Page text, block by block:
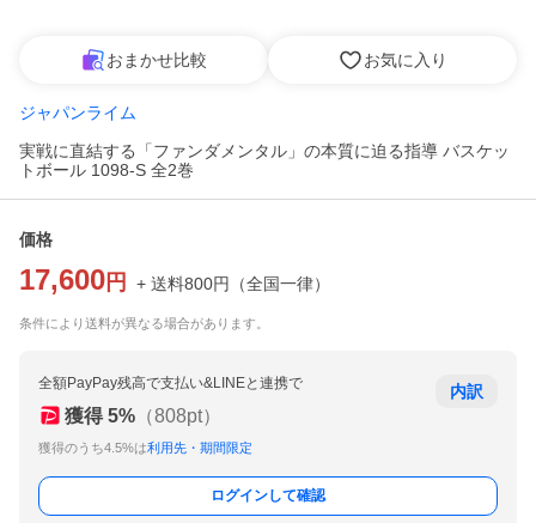
おまかせ比較 お気に入り
ジャパンライム
実戦に直結する「ファンダメンタル」の本質に迫る指導 バスケッ
トボール 1098-S 全2巻
価格
17,600 円 + 送料800円 （全国一律）
条件により送料が異なる場合があります。
全額PayPay残高で支払い&LINEと連携で
獲得 5% （808pt）
獲得のうち4.5%は利用先・期間限定
内訳
ログインして確認